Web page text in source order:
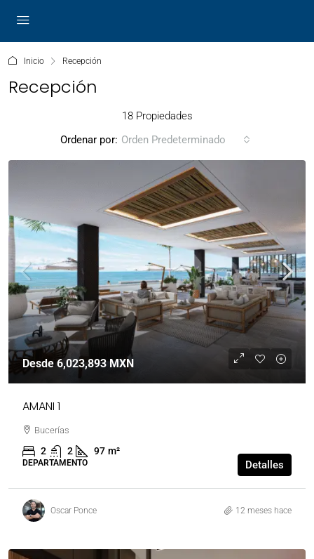
Inicio Recepción
Recepción
18 Propiedades
Ordenar por: Orden Predeterminado
Desde6,023,893 MXN
AMANI 1
Bucerías
2 2 97 m²
DEPARTAMENTO Detalles
Oscar Ponce 12 meses hace